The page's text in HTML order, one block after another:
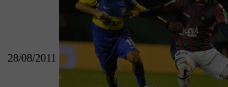
28/08/2011